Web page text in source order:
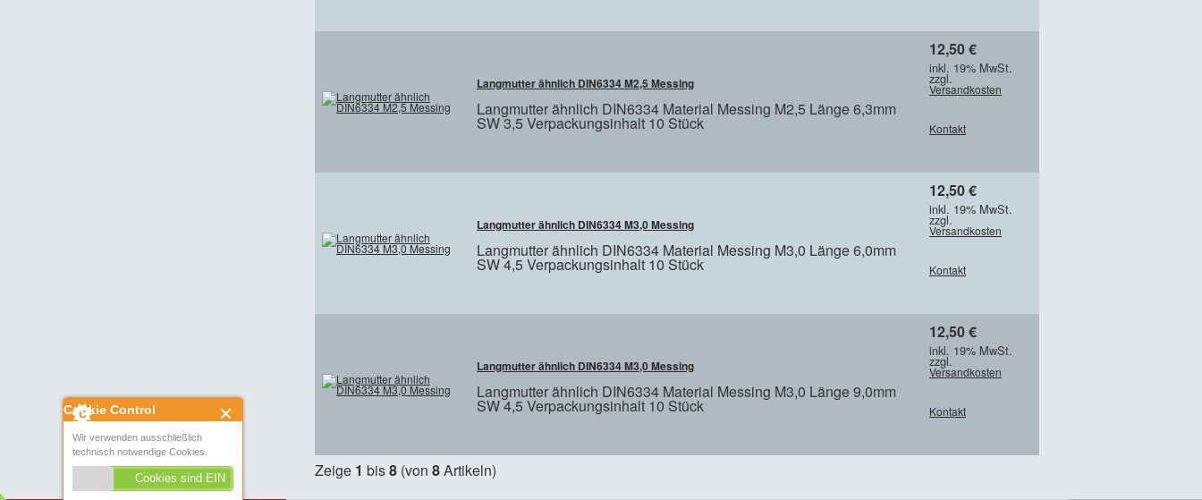
Cookie Control
Wir verwenden ausschließlich
technisch notwendige Cookies.
Cookies sind EIN
Langmutter ähnlich DIN6334 M2,5 Messing
Langmutter ähnlich DIN6334 Material Messing M2,5 Länge 6,3mm
SW 3,5 Verpackungsinhalt 10 Stück
12,50 €
inkl. 19% MwSt.
zzgl.
Versandkosten
Kontakt
Langmutter ähnlich DIN6334 M3,0 Messing
Langmutter ähnlich DIN6334 Material Messing M3,0 Länge 6,0mm
SW 4,5 Verpackungsinhalt 10 Stück
12,50 €
inkl. 19% MwSt.
zzgl.
Versandkosten
Kontakt
Langmutter ähnlich DIN6334 M3,0 Messing
Langmutter ähnlich DIN6334 Material Messing M3,0 Länge 9,0mm
SW 4,5 Verpackungsinhalt 10 Stück
12,50 €
inkl. 19% MwSt.
zzgl.
Versandkosten
Kontakt
Zeige 1 bis8 (von 8Artikeln)